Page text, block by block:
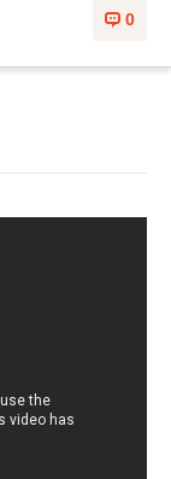
0